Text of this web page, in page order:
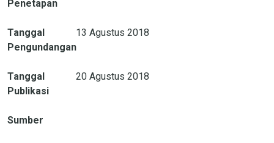
Penetapan
Tanggal
Pengundangan
13 Agustus 2018
Tanggal
Publikasi
20 Agustus 2018
Sumber